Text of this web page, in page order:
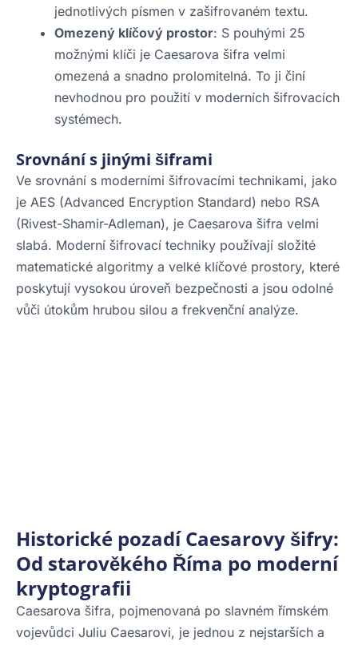
jednotlivých písmen v zašifrovaném textu.
Omezený klíčový prostor: S pouhými 25
možnými klíči je Caesarova šifra velmi
omezená a snadno prolomitelná. To ji činí
nevhodnou pro použití v moderních šifrovacích
systémech.
Srovnání s jinými šiframi
Ve srovnání s moderními šifrovacími technikami, jako
je AES (Advanced Encryption Standard) nebo RSA
(Rivest-Shamir-Adleman), je Caesarova šifra velmi
slabá. Moderní šifrovací techniky používají složité
matematické algoritmy a velké klíčové prostory, které
poskytují vysokou úroveň bezpečnosti a jsou odolné
vůči útokům hrubou silou a frekvenční analýze.
Historické pozadí Caesarovy šifry:
Od starověkého Říma po moderní
kryptografii
Caesarova šifra, pojmenovaná po slavném římském
vojevůdci Juliu Caesarovi, je jednou z nejstarších a